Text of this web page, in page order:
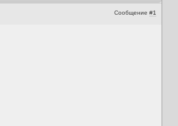
Сообщение #1